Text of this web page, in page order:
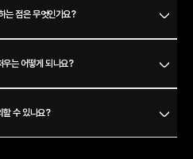
을 통해 비즈니스 요구사항을 사용자 중심의
업무자동화 #대시보드 #NEXTJS
할 수 있도록, 최적의 환경을 조성합니다.
프라와 업무 공간을 갖추며, 자원을 투명하게
는 점은 무엇인가요?
우는 어떻게 되나요?
할 수 있나요?